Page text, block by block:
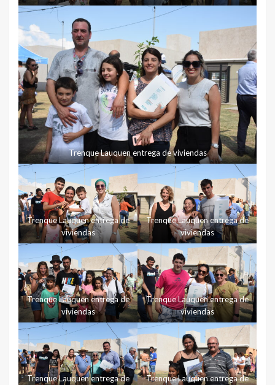
Trenque Lauquen entrega de viviendas
Trenque Lauquen entrega de
viviendas
Trenque Lauquen entrega de
viviendas
Trenque Lauquen entrega de
viviendas
Trenque Lauquen entrega de
viviendas
Trenque Lauquen entrega de
Trenque Lauquen entrega de